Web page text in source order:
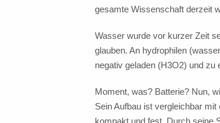
gesamte Wissenschaft derzeit
Wasser wurde vor kurzer Zeit
glauben. An hydrophilen
negativ geladen (H3O2) und zu
Moment, was? Batterie? Nun,
Sein Aufbau ist vergleichbar